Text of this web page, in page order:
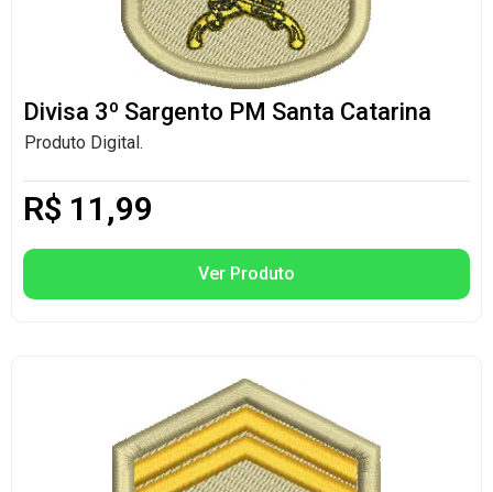
Divisa 3º Sargento PM Santa Catarina
Produto Digital.
R$ 11,99
Ver Produto